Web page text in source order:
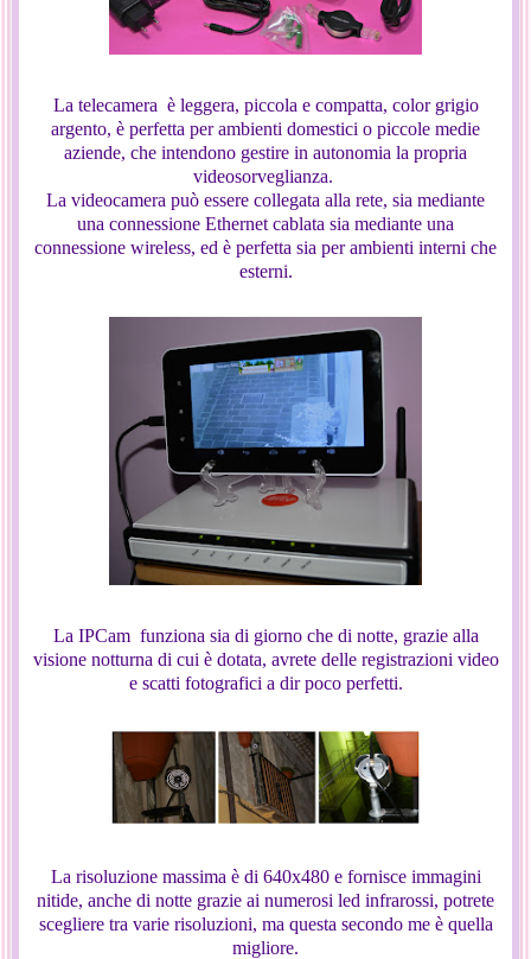
La telecamera è leggera, piccola e compatta, color grigio
argento, è perfetta per ambienti domestici o piccole medie
aziende, che intendono gestire in autonomia la propria
videosorveglianza.
La videocamera può essere collegata alla rete, sia mediante
una connessione Ethernet cablata sia mediante una
connessione wireless, ed è perfetta sia per ambienti interni che
esterni.
La IPCam funziona sia di giorno che di notte, grazie alla
visione notturna di cui è dotata, avrete delle registrazioni video
e scatti fotografici a dir poco perfetti.
La risoluzione massima è di 640x480 e fornisce immagini
nitide, anche di notte grazie ai numerosi led infrarossi, potrete
scegliere tra varie risoluzioni, ma questa secondo me è quella
migliore.